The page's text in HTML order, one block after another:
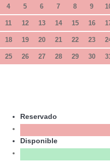
4 5 6 7 8 9
11 12 13 14 15 16
18 19 20 21 22 23
25 26 27 28 29 30
Reservado
Disponible